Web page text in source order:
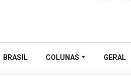
BRASIL COLUNAS GERAL